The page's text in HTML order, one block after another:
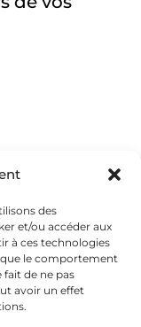
des
et/ou accéder aux
à ces technologies
le comportement
fait de ne pas
avoir un effet